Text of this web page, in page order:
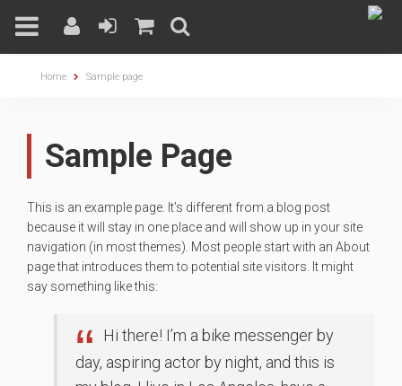
Home Sample page
Sample Page
This is an example page. It’s different from a blog post
because it will stay in one place and will show up in your site
navigation (in most themes). Most people start with an About
page that introduces them to potential site visitors. It might
say something like this:
Hi there! I’m a bike messenger by
day, aspiring actor by night, and this is